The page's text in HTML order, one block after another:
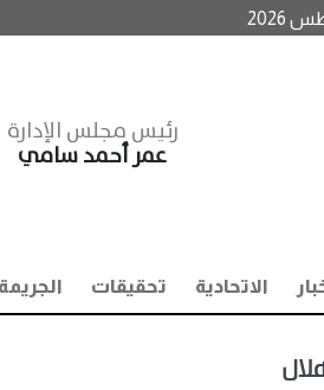
رئيس مجلس الإدارة
عمر أحمد سامي
الاتحادية تحقيقات الجريمة